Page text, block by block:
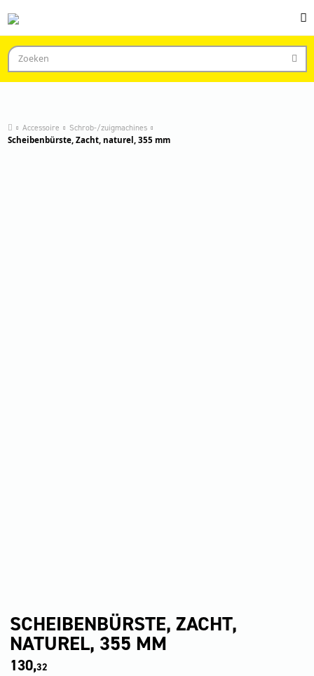
Accessoire Schrob-/zuigmachines
Scheibenbürste, Zacht, naturel, 355 mm
SCHEIBENBÜRSTE, ZACHT,
NATUREL, 355 MM
130,32